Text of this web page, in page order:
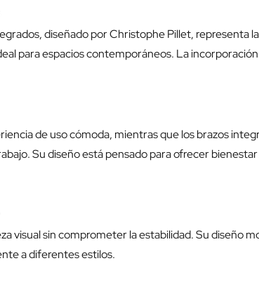
diseñado por Christophe Pillet,
para espacios contemporáneos. La
de uso cómoda, mientras que los brazos
Su diseño está pensado para ofrecer bienestar
visual sin comprometer la estabilidad. Su
a diferentes estilos.